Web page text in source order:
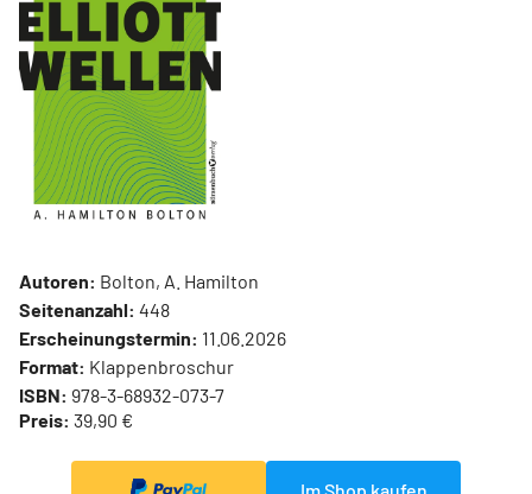
Autoren: Bolton, A. Hamilton
Seitenanzahl: 448
Erscheinungstermin: 11.06.2026
Format: Klappenbroschur
ISBN: 978-3-68932-073-7
Preis: 39,90 €